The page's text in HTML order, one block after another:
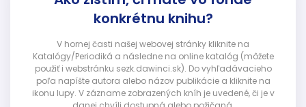
konkrétnu knihu?
V hornej časti našej webovej stránky kliknite na
Katalógy/Periodiká a následne na online katalóg (môžete
použiť i webstránku sezk.dawinci.sk). Do vyhľadávacieho
poľa napíšte autora alebo názov publikácie a kliknite na
ikonu lupy. V zázname zobrazených kníh je uvedené, či je v